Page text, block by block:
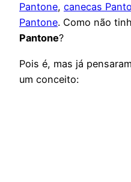
Pantone, canecas
Pantone. Como não
Pantone?
Pois é, mas já
um conceito: